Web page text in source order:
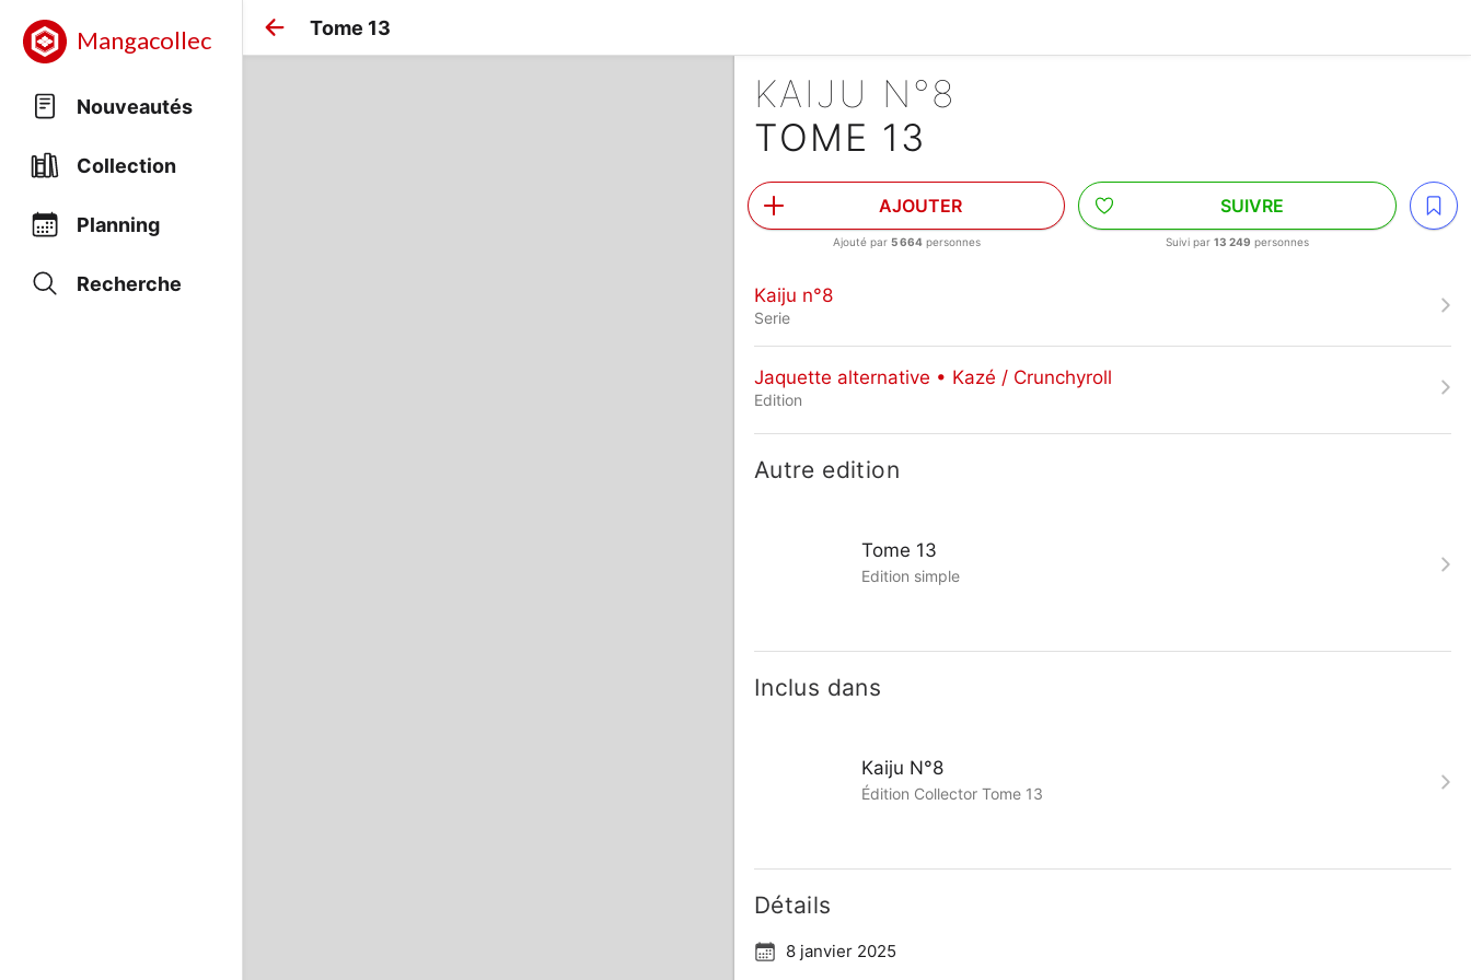
Mangacollec
Nouveautés
Collection
Planning
Recherche
Tome 13
KAIJU N°8
TOME 13
AJOUTER
Ajouté par 5 664personnes
SUIVRE
Suivi par13 249 personnes
Kaiju n°8
Serie
Jaquette alternative • Kazé / Crunchyroll
Edition
Autre edition
Tome 13
Edition simple
Inclus dans
Kaiju N°8
Édition Collector Tome 13
Détails
8 janvier 2025